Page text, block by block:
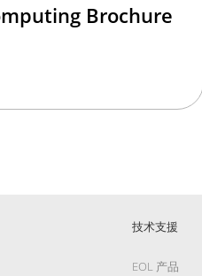
Brochure
技术支援
EOL 产品